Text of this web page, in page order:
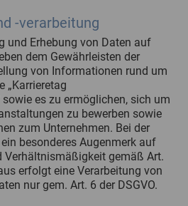
-verarbeitung
und Erhebung von Daten auf
dem Gewährleisten der
von Informationen rund um
„Karrieretag
es zu ermöglichen, sich um
zu bewerben sowie
zum Unternehmen. Bei der
besonderes Augenmerk auf
Verhältnismäßigkeit gemäß Art.
erfolgt eine Verarbeitung von
nur gem. Art. 6 der DSGVO.